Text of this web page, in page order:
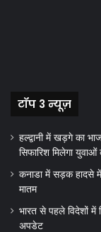
टॉप 3 न्यूज़
हल्द्वानी में खड़गे का
सिफारिश मिलेगा युवाओं
कनाडा में सड़क हादसे में
मातम
भारत से पहले विदेशों में
अपडेट